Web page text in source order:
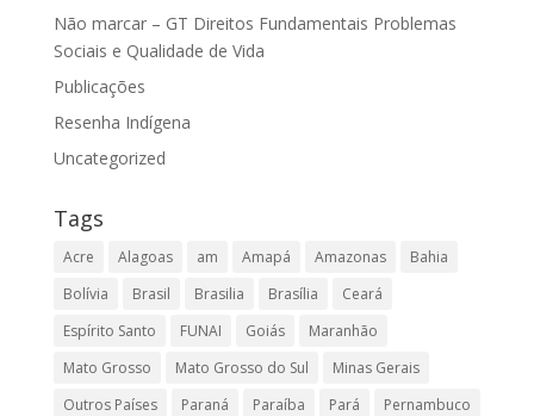
Não marcar – GT Direitos Fundamentais Problemas
Sociais e Qualidade de Vida
Publicações
Resenha Indígena
Uncategorized
Tags
Acre Alagoas am Amapá Amazonas
Bahia
Bolívia
Brasil Brasilia Brasília
Ceará
Espírito Santo
FUNAI Goiás
Maranhão
Mato Grosso
Mato Grosso do Sul
Minas Gerais
Outros Países
Paraná Paraíba Pará
Pernambuco